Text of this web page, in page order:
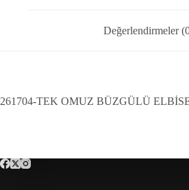
Değerlendirmeler
261704-TEK OMUZ BÜZGÜLÜ